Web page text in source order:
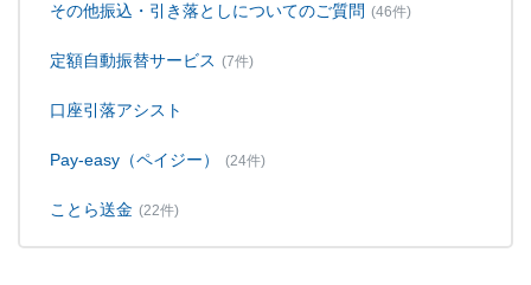
その他振込・引き落としについてのご質問 (46件)
定額自動振替サービス (7件)
口座引落アシスト
Pay-easy（ペイジー） (24件)
ことら送金 (22件)